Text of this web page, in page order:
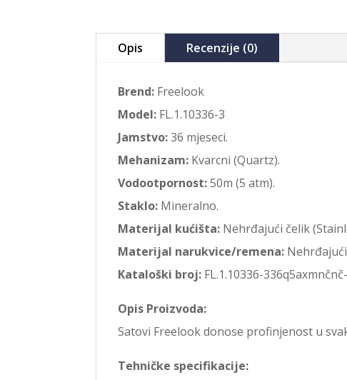
Opis Recenzije (0)
Brend: Freelook
Model: FL.1.10336-3
Jamstvo:36 mjeseci.
Mehanizam: Kvarcni (Quartz).
Vodootpornost:50m (5 atm).
Staklo: Mineralno.
Materijal kućišta: Nehrđajući čelik
Materijal narukvice/remena:
Kataloški broj: FL.1.10336-
Opis Proizvoda:
Satovi Freelook donose profinjenost u
Tehničke specifikacije: